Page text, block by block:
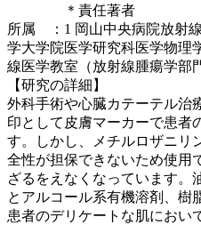
＊責任著者
所属 ：1 岡山中央病院放射
学大学院医学研究科医学物理
線医学教室（放射線腫瘍学部
【研究の詳細】
外科手術や心臓カテーテル治
印として皮膚マーカーで患者
す。しかし、メチルロザニリ
全性が担保できないため使用
ざるをえなくなっています。
とアルコール系有機溶剤、樹
患者のデリケートな肌におい